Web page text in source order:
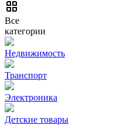
Все
категории
Недвижимость
Транспорт
Электроника
Детские товары